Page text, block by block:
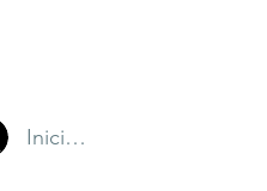
Iniciar sesión